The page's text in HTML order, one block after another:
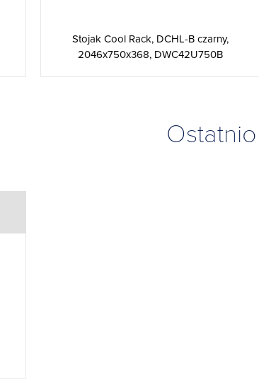
Stojak Cool Rack, DCHL-B czarny,
2046x750x368, DWC42U750B
Ostatnio